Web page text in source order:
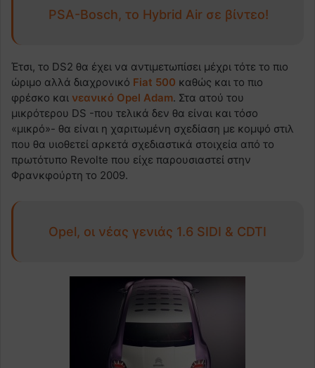
PSA-Bosch, το Hybrid Air σε βίντεο!
Έτσι, το DS2 θα έχει να αντιμετωπίσει μέχρι τότε το πιο
ώριμο αλλά διαχρονικό Fiat 500 καθώς και το πιο
φρέσκο και νεανικό Opel Adam. Στα ατού του
μικρότερου DS -που τελικά δεν θα είναι και τόσο
«μικρό»- θα είναι η χαριτωμένη σχεδίαση με κομψό στιλ
που θα υιοθετεί αρκετά σχεδιαστικά στοιχεία από το
πρωτότυπο Revolte που είχε παρουσιαστεί στην
Φρανκφούρτη το 2009.
Opel, οι νέας γενιάς 1.6 SIDI & CDTI